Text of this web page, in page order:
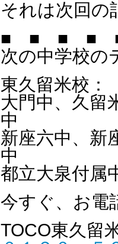
それは次回の
■ ■ ■ ■
次の中学校の
東久留米校：
大門中、久留
中
新座六中、新
中
都立大泉付属
今すぐ、お電
TOCO東久留